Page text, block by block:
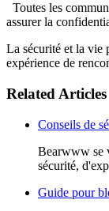
Toutes les
assurer la
La sécurité et la vie
expérience de
Related Articles
Conseils de
Bearwww se
sécurité,
Guide pour